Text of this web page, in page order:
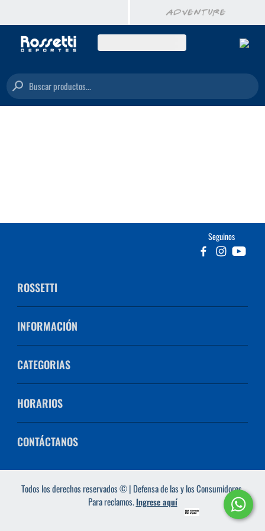
Buscar productos...
Seguinos
ROSSETTI
INFORMACIÓN
CATEGORIAS
HORARIOS
CONTÁCTANOS
Todos los derechos reservados © | Defensa de las y los Consumidores.
Para reclamos.Ingrese aquí